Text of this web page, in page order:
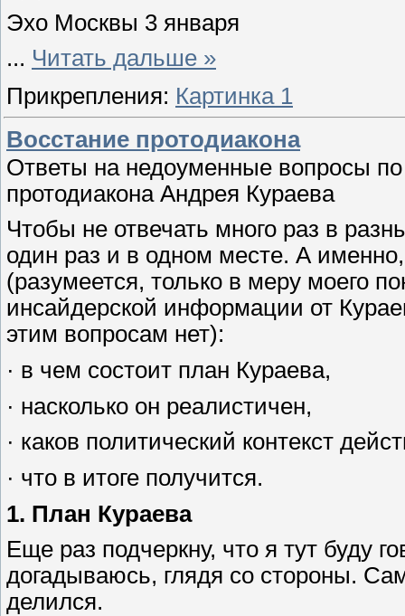
Эхо Москвы 3 января
... Читать дальше »
Прикрепления: Картинка 1
Восстание протодиакона
Ответы на недоуменные вопросы
протодиакона Андрея Кураева
Чтобы не отвечать много раз в
один раз и в одном месте. А
(разумеется, только в меру моего
инсайдерской информации от
этим вопросам нет):
· в чем состоит план Кураева,
· насколько он реалистичен,
· каков политический контекст
· что в итоге получится.
1. План Кураева
Еще раз подчеркну, что я тут буду
догадываюсь, глядя со стороны.
делился.